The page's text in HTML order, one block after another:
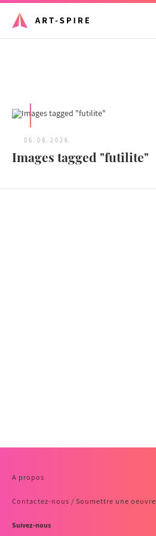
06.08.2026
Images tagged "futilite"
A propos
Contactez-nous / Soumettre une oeuvre
Suivez-nous